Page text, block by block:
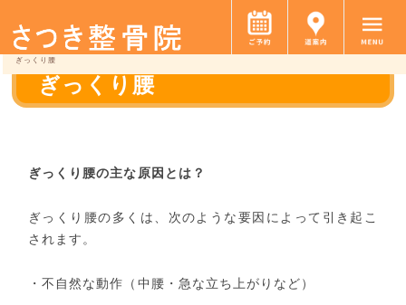
ぎっくり腰
ぎっくり腰
ぎっくり腰の主な原因とは？
ぎっくり腰の多くは、次のような要因によって引き起こ
されます。
・不自然な動作（中腰・急な立ち上がりなど）